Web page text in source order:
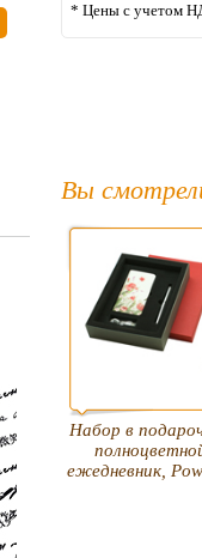
* Цены с учетом
Вы
Набор в
ежедневник,